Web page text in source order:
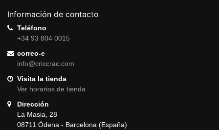
Información de contacto
Teléfono
+34 93 804 0015
correo-e
info@criccrac.com
Visita la tienda
Ver horarios de tienda
Dirección
La Masia, 28
08711 Òdena - Barcelona (España)